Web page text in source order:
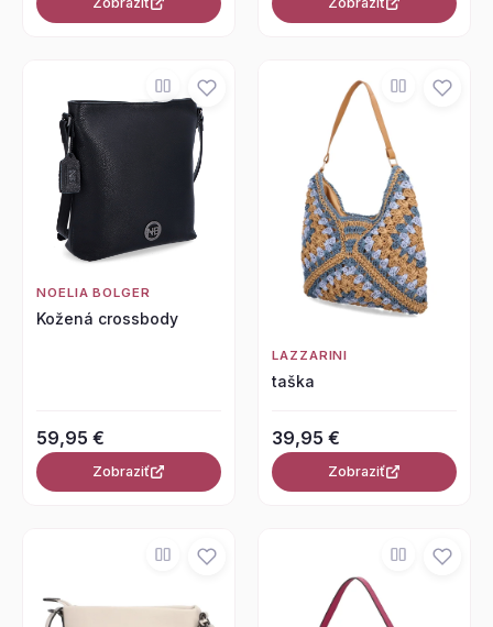
NOELIA BOLGER
Kožená crossbody
59,95 €
Zobraziť
LAZZARINI
taška
39,95 €
Zobraziť